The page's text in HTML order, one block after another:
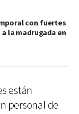
con fuertes
la madrugada en
están
personal de